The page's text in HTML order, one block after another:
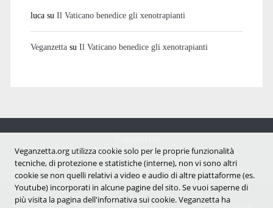
lucasu Il Vaticano benedice gli xenotrapianti
Veganzettasu Il Vaticano benedice gli xenotrapianti
Notizie dal mondo vegan e antispecista
Veganzetta.org utilizza cookie solo per le proprie funzionalità
tecniche, di protezione e statistiche (interne), non vi sono altri
cookie se non quelli relativi a video e audio di altre piattaforme (es.
Youtube) incorporati in alcune pagine del sito. Se vuoi saperne di
più visita la pagina dell'infornativa sui cookie. Veganzetta ha